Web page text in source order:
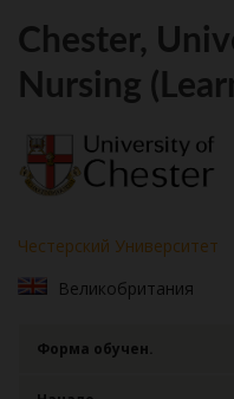
Chester,
Nursing
Честерский Университет
Великобритания
Форма обучен.